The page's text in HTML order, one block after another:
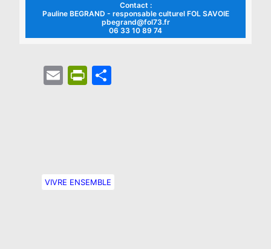
Contact :
Pauline BEGRAND - responsable culturel FOL SAVOIE
pbegrand@fol73.fr
06 33 10 89 74
EmailPrintFriendly
VIVRE ENSEMBLE